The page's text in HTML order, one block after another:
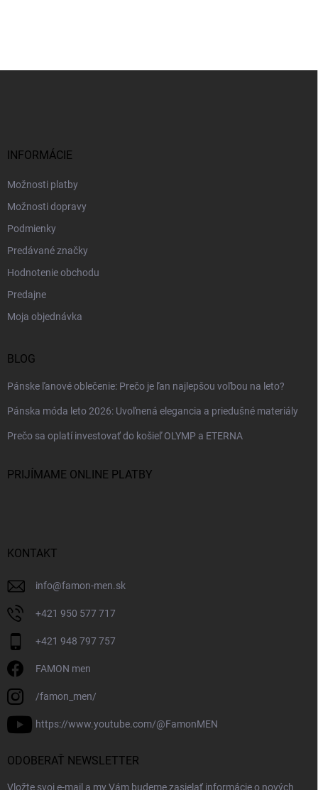
INFORMÁCIE
Možnosti platby
Možnosti dopravy
Podmienky
Predávané značky
Hodnotenie obchodu
Predajne
Moja objednávka
BLOG
Pánske ľanové oblečenie: Prečo je ľan najlepšou voľbou na leto?
Pánska móda leto 2026: Uvoľnená elegancia a priedušné materiály
Prečo sa oplatí investovať do košieľ OLYMP a ETERNA
PRIJÍMAME ONLINE PLATBY
KONTAKT
info@famon-men.sk
+421 950 577 717
+421 948 797 757
FAMON men
/famon_men/
https://www.youtube.com/@FamonMEN
ODOBERAŤ NEWSLETTER
Vložte svoj e-mail a my Vám budeme zasielať informácie o nových